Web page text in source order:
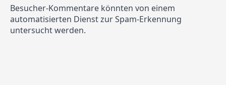
Besucher-Kommentare könnten von einem
automatisierten Dienst zur Spam-Erkennung
untersucht werden.